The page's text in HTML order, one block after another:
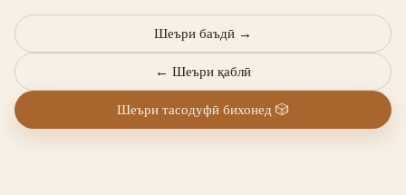
← Шеъри қаблӣ
Шеъри баъдӣ →
Шеъри тасодуфӣ бихонед 🎲